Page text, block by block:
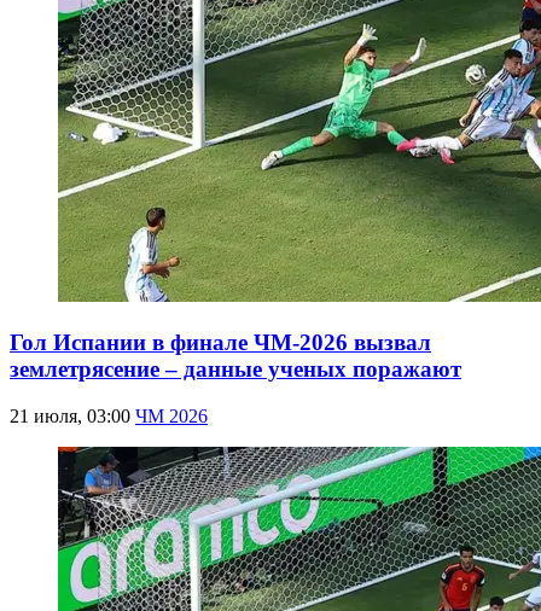
Гол Испании в финале ЧМ-2026 вызвал
землетрясение – данные ученых поражают
21 июля, 03:00 ЧМ 2026